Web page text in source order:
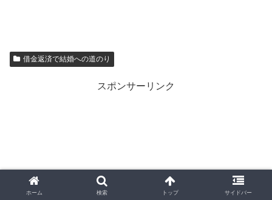
借金返済で結婚への道のり
スポンサーリンク
ホーム 検索 トップ サイドバー